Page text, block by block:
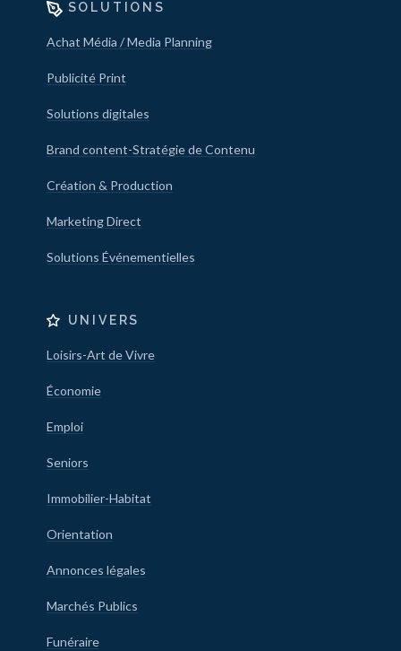
SOLUTIONS
Achat Média / Media Planning
Publicité Print
Solutions digitales
Brand content-Stratégie de Contenu
Création & Production
Marketing Direct
Solutions Événementielles
UNIVERS
Loisirs-Art de Vivre
Économie
Emploi
Seniors
Immobilier-Habitat
Orientation
Annonces légales
Marchés Publics
Funéraire